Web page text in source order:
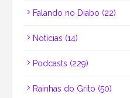
Falando no Diabo (22)
Notícias (14)
Podcasts (229)
Rainhas do Grito (50)